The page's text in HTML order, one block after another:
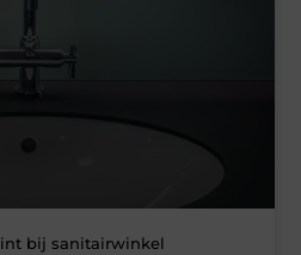
bij sanitairwinkel